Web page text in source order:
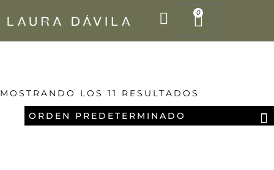
0
Cart
MOSTRANDO LOS 11 RESULTADOS